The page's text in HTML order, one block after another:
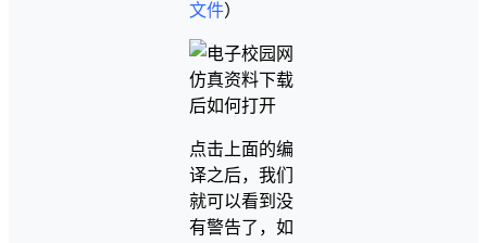
文件）
点击上面的编
译之后，我们
就可以看到没
有警告了，如